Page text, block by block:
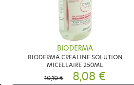
BIODERMA
BIODERMA CREALINE SOLUTION
MICELLAIRE 250ML
10,10 €
8,08 €